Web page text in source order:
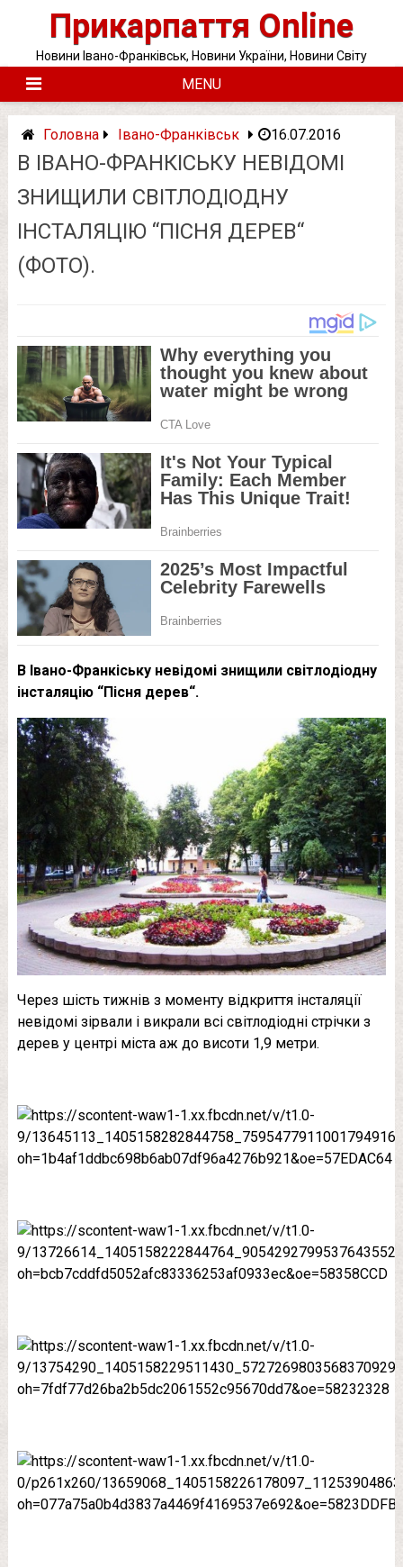
Прикарпаття Online
Новини Івано-Франківськ, Новини України, Новини Світу
MENU
Головна Івано-Франківськ 16.07.2016
В ІВАНО-ФРАНКІСЬКУ НЕВІДОМІ
ЗНИЩИЛИ СВІТЛОДІОДНУ
ІНСТАЛЯЦІЮ “ПІСНЯ ДЕРЕВ“
(ФОТО).
В Івано-Франкіську невідомі знищили світлодіодну
інсталяцію “Пісня дерев“.
Через шість тижнів з моменту відкриття інсталяції
невідомі зірвали і викрали всі світлодіодні стрічки з
дерев у центрі міста аж до висоти 1,9 метри.